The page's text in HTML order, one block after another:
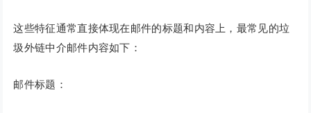
这些特征通常直接体现在邮件的标题和内容上，最常见的垃
圾外链中介邮件内容如下：
邮件标题：